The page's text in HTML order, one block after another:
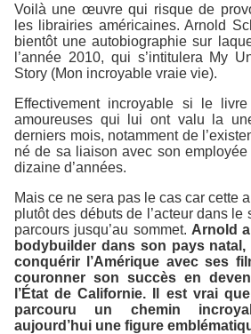
Voilà une œuvre qui risque de
les librairies américaines. Arnold
bientôt une autobiographie sur
l’année 2010, qui s’intitulera My
Story (Mon incroyable vraie vie).
Effectivement incroyable si le
amoureuses qui lui ont valu la
derniers mois, notamment de
né de sa liaison avec son
dizaine d’années.
Mais ce ne sera pas le cas car cette
plutôt des débuts de l’acteur dans le
parcours jusqu’au sommet. Arnold
bodybuilder dans son pays natal,
conquérir l’Amérique avec ses
couronner son succès en
l’État de Californie. Il est vrai
parcouru un chemin
aujourd’hui une figure